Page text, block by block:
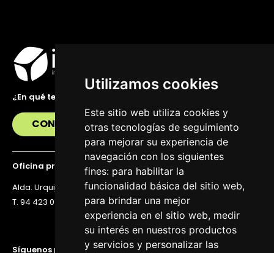
Utilizamos cookies
Este sitio web utiliza cookies y
otras tecnologías de seguimiento
para mejorar su experiencia de
navegación con los siguientes
fines: para habilitar la
funcionalidad básica del sitio web,
para brindar una mejor
experiencia en el sitio web, medir
su interés en nuestros productos
y servicios y personalizar las
Síguenos para estar al día
¿En qué te podemos ayudar?
CONTÁCTANOS
Oficina principal
Alda. Urquijo 36, 6ª planta, 48011 Bilbao
T. 94 423 07 43